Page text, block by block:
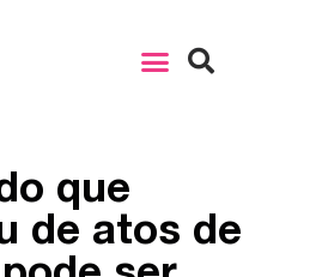
que
de atos de